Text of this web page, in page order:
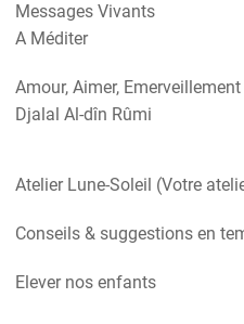
Messages Vivants
A Méditer
Amour, Aimer, Emerveillement
Djalal Al-dîn Rûmi
Atelier Lune-Soleil (Votre
Conseils & suggestions en
Elever nos enfants